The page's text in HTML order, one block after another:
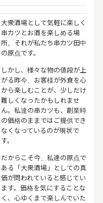
大衆酒場として気軽に楽しく
串カツとお酒を楽しめる場
所。それが私たち串カツ田中
の原点です。
しかし、様々な物の値段が上
がる昨今、お客様が外食を心
から楽しむことが、少しだけ
難しくなったかもしれませ
ん。私達の串カツも、創業時
の価格のままではご提供でき
なくなっているのが現状で
す。
だからこそ今、私達の原点で
ある「大衆酒場」としての真
価が問われていると感じてい
ます。価格を気にすることな
く、心ゆくまで楽しんでいた